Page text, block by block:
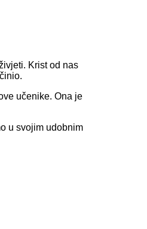
Krist od nas
učenike. Ona je
u svojim udobnim